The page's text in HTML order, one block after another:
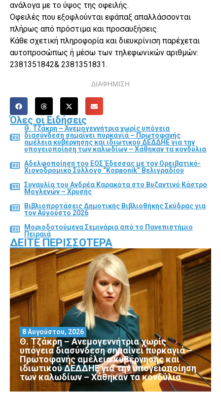
ανάλογα με το ύψος της οφειλής.
Οφειλές που εξοφλούνται εφάπαξ απαλλάσσονται
πλήρως από πρόστιμα και προσαυξήσεις.
Κάθε σχετική πληροφορία και διευκρίνιση παρέχεται
αυτοπροσώπως ή μέσω των τηλεφωνικών αριθμών:
2381351842& 2381351831.
ΔΙΑΦΗΜΙΣΗ
Όλες οι Ειδήσεις
Θ. Τζάκρη – Ανεμογεννήτρια χωρίς υπόγεια
διασύνδεση σημαίνει πυρκαγιά – Πρωτοφανής
αμέλεια κυβέρνησης και ιδιωτικού ΔΕΔΔΗΕ για την
υπογειοποίηση των καλωδίων – Χάθηκαν τα κονδύλια
Αδελφοποίηση του ΕΟΣ Έδεσσας με τον Ορειβατικό-
Χιονοδρομικό Σύλλογο “Kopaonik” Βελιγραδίου
Συναυλία του Ανδρέα Καρακότα στο Βυζαντινό Κάστρο
Μογλενών – Χρυσής
Βιβλιοπροτάσεις Δημοτικής Βιβλιοθήκης Σκύδρας για
τον Αύγούστο 2026
Μοριοδοτούμενα Σεμινάρια από το Πανεπιστήμιο
Πειραιά
ΔΕΊΤΕ ΠΕΡΙΣΣΌΤΕΡΑ
Θ. Τζάκρη – Ανεμογεννήτρια χωρίς
υπόγεια διασύνδεση σημαίνει πυρκαγιά –
Πρωτοφανής αμέλεια κυβέρνησης και
ιδιωτικού ΔΕΔΔΗΕ για την υπογειοποίηση
των καλωδίων – Χάθηκαν τα κονδύλια
8 Αυγούστου, 2026